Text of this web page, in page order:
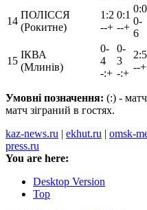
14
ПОЛІССЯ
(Рокитне)
1:2
--+
0:1
--+
0:0
0-
6
15
ІКВА
(Млинів)
0-
4
-:+
0-
3
-:+
2:5
--+
Умовні позначення: (:) -
матч зіграний в гостях.
kaz-news.ru | ekhut.ru | omsk-
press.ru
You are here:
Desktop Version
Top